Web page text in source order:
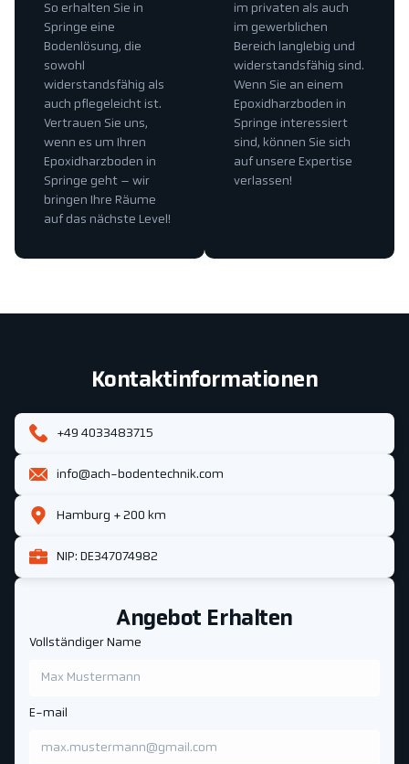
im privaten als auch
im gewerblichen
Bereich langlebig und
widerstandsfähig sind.
Wenn Sie an einem
Epoxidharzboden in
Springe interessiert
sind, können Sie sich
auf unsere Expertise
verlassen!
So erhalten Sie in
Springe eine
Bodenlösung, die
sowohl
widerstandsfähig als
auch pflegeleicht ist.
Vertrauen Sie uns,
wenn es um Ihren
Epoxidharzboden in
Springe geht – wir
bringen Ihre Räume
auf das nächste Level!
Angebot Erhalten
Vollständiger Name
E-mail
Kontaktinformationen
+49 4033483715
info@ach-bodentechnik.com
Hamburg + 200 km
NIP: DE347074982